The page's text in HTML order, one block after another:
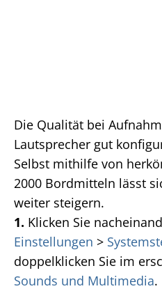
Die Qualität bei
Lautsprecher gut
Selbst mithilfe von
2000 Bordmitteln lässt
weiter steigern.
1. Klicken Sie
Einstellungen >
doppelklicken Sie im
Sounds und Multimedia.